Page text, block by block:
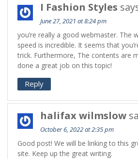
I Fashion Styles
June 27, 2021 at 8:24 pm
you’re really a good webmaster. The
speed is incredible. It seems that
trick. Furthermore, The contents are
done a great job on this topic!
Reply
halifax wilmslow
October 6, 2022 at 2:35 pm
Good post! We will be linking to this
site. Keep up the great writing.